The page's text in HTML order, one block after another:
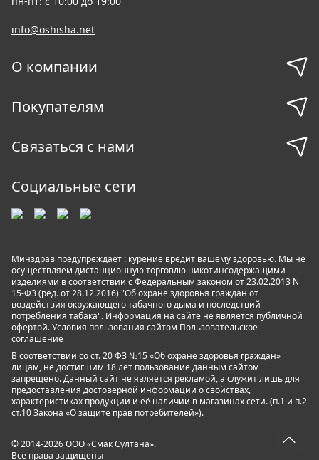
info@oshisha.net
О компании
Покупателям
Связаться с нами
Социальные сети
Минздрав предупреждает : курение вредит вашему здоровью. Мы не
осуществляем дистанционную торговлю никотинсодержащими
изделиями в соответствии с Федеральным законом от 23.02.2013 N
15-ФЗ (ред. от 28.12.2016) "Об охране здоровья граждан от
воздействия окружающего табачного дыма и последствий
потребления табака". Информация на сайте не является публичной
офертой. Условия пользования сайтом Пользовательское
соглашение
В соответствии со ст. 20 ФЗ №15 «Об охране здоровья граждан»
лицам, не достигшим 18 лет пользование данным сайтом
запрещено. Данный сайт не является рекламой, а служит лишь для
предоставления достоверной информации о свойствах,
характеристиках продукции и её наличии в магазинах сети. (п.1 и п.2
ст.10 Закона «О защите прав потребителей»).
© 2014-2026 ООО «Смак Султана».
Все права защищены